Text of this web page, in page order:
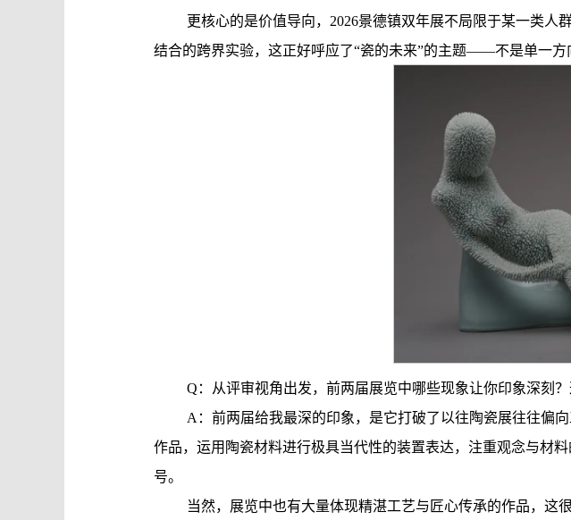
更核心的是价值导向，2026景德镇双年展不局限于某一类
结合的跨界实验，这正好呼应了“瓷的未来”的主题——不是单一方
Q：从评审视角出发，前两届展览中哪些现象让你印象深刻？
A：前两届给我最深的印象，是它打破了以往陶瓷展往往偏
作品，运用陶瓷材料进行极具当代性的装置表达，注重观念与材
号。
当然，展览中也有大量体现精湛工艺与匠心传承的作品，这